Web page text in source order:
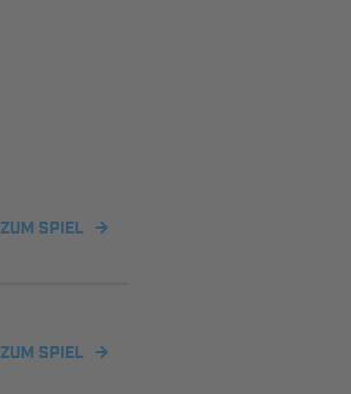
ZUM SPIEL
ZUM SPIEL